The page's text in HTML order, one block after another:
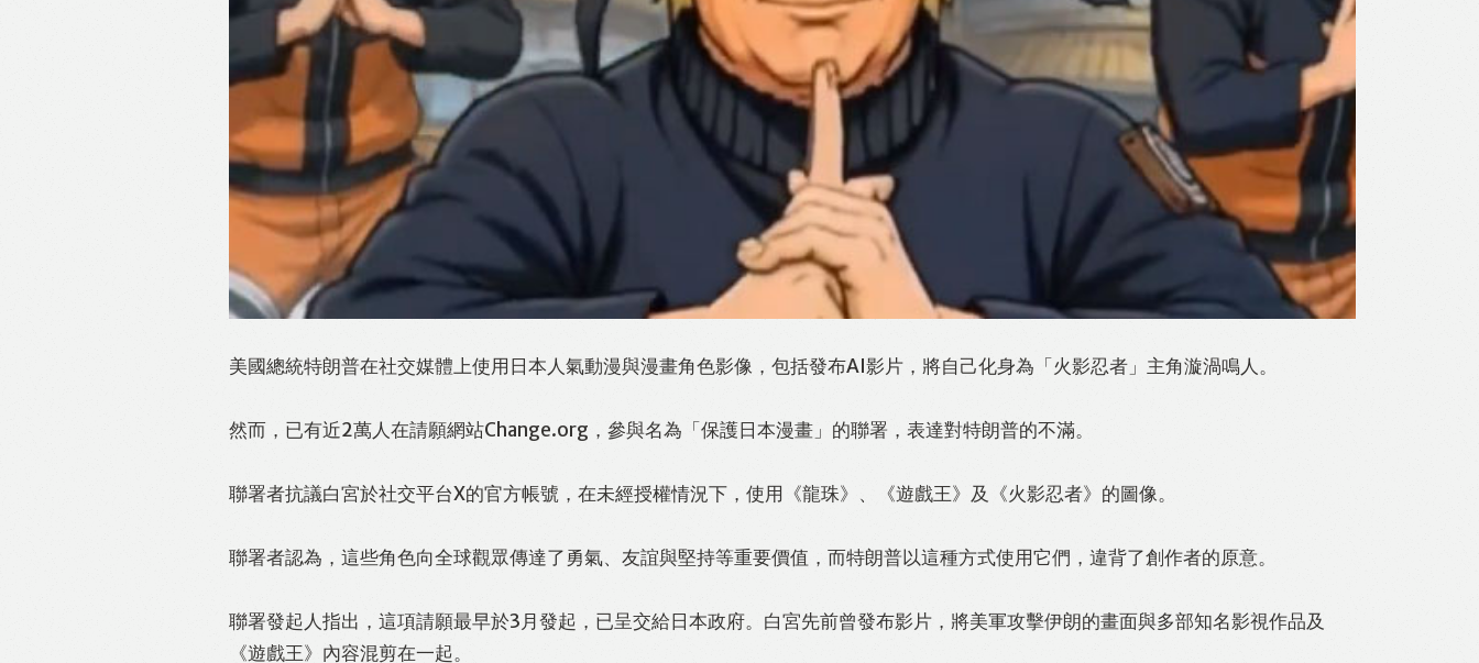
Like Facebook Twitter Line WhatsApp Email Print
美國總統特朗普在社交媒體上使用日本人氣動漫與漫畫角色影像，包括發布AI影片，將自己化身為「火影忍者」主角漩渦鳴人。
然而，已有近2萬人在請願網站Change.org，參與名為「保護日本漫畫」的聯署，表達對特朗普的不滿。
聯署者抗議白宮於社交平台X的官方帳號，在未經授權情況下，使用《龍珠》、《遊戲王》及《火影忍者》的圖像。
聯署者認為，這些角色向全球觀眾傳達了勇氣、友誼與堅持等重要價值，而特朗普以這種方式使用它們，違背了創作者的原意。
聯署發起人指出，這項請願最早於3月發起，已呈交給日本政府。白宮先前曾發布影片，將美軍攻擊伊朗的畫面與多部知名影視作品及
《遊戲王》內容混剪在一起。